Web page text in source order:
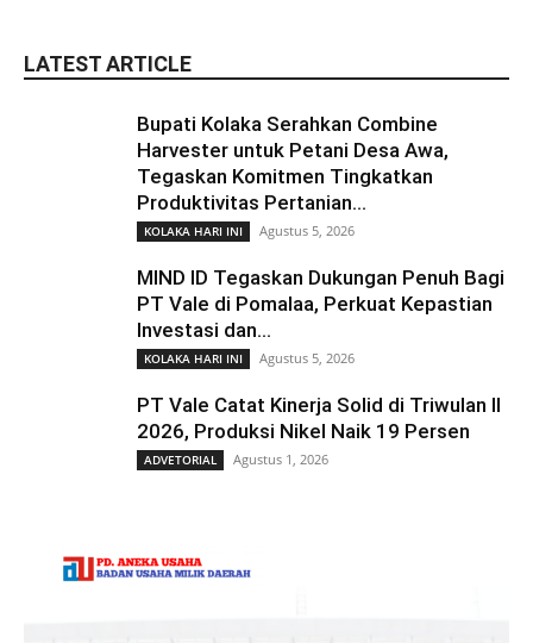
LATEST ARTICLE
Bupati Kolaka Serahkan Combine
Harvester untuk Petani Desa Awa,
Tegaskan Komitmen Tingkatkan
Produktivitas Pertanian...
KOLAKA HARI INI Agustus 5, 2026
MIND ID Tegaskan Dukungan Penuh Bagi
PT Vale di Pomalaa, Perkuat Kepastian
Investasi dan...
KOLAKA HARI INI Agustus 5, 2026
PT Vale Catat Kinerja Solid di Triwulan II
2026, Produksi Nikel Naik 19 Persen
ADVETORIAL Agustus 1, 2026